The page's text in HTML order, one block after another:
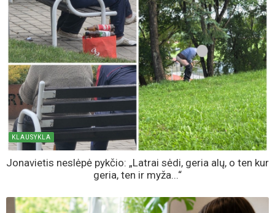
KLAUSYKLA
Jonavietis neslėpė pykčio: „Latrai sėdi, geria alų, o ten kur
geria, ten ir myža...“